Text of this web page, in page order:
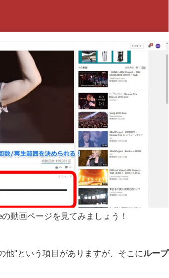
の動画ページを見てみましょう！
他"という項目がありますが、そこにループ